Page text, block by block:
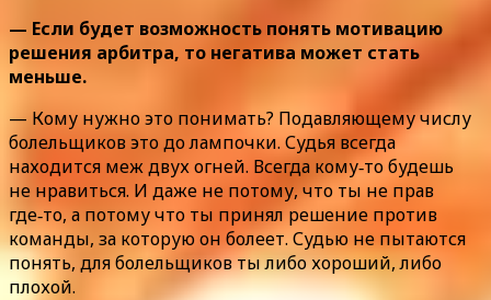
— Если будет возможность понять мотивацию
решения арбитра, то негатива может стать
меньше.
— Кому нужно это понимать? Подавляющему числу
болельщиков это до лампочки. Судья всегда
находится меж двух огней. Всегда кому‑то будешь
не нравиться. И даже не потому, что ты не прав
где‑то, а потому что ты принял решение против
команды, за которую он болеет. Судью не пытаются
понять, для болельщиков ты либо хороший, либо
плохой.